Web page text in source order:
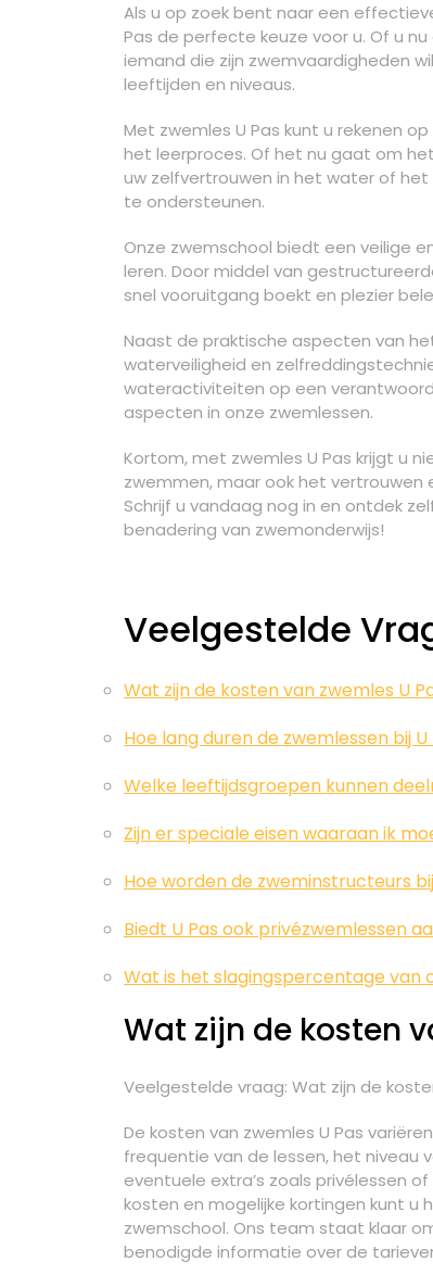
Als u op zoek bent naar een
Pas de perfecte keuze voor u. Of u
iemand die zijn zwemvaardigheden
leeftijden en niveaus.
Met zwemles U Pas kunt u rekenen
het leerproces. Of het nu gaat om
uw zelfvertrouwen in het water of het
te ondersteunen.
Onze zwemschool biedt een veilige
leren. Door middel van
snel vooruitgang boekt en plezier
Naast de praktische aspecten van
waterveiligheid en
wateractiviteiten op een
aspecten in onze zwemlessen.
Kortom, met zwemles U Pas krijgt u
zwemmen, maar ook het vertrouwen
Schrijf u vandaag nog in en ontdek
benadering van zwemonderwijs!
Veelgestelde
Wat zijn de kosten van zwemles U
Hoe lang duren de zwemlessen bij U
Welke leeftijdsgroepen kunnen
Zijn er speciale eisen waaraan ik
Hoe worden de zweminstructeurs
Biedt U Pas ook privézwemlessen
Wat is het slagingspercentage van
Wat zijn de kosten
Veelgestelde vraag: Wat zijn de
De kosten van zwemles U Pas
frequentie van de lessen, het niveau
eventuele extra’s zoals privélessen
kosten en mogelijke kortingen kunt
zwemschool. Ons team staat klaar
benodigde informatie over de